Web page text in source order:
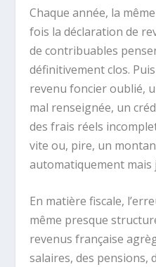
Chaque année, la
fois la déclaration de
de contribuables
définitivement clos.
revenu foncier oublié,
mal renseignée, un
des frais réels
vite ou, pire, un
automatiquement mais
En matière fiscale,
même presque
revenus française
salaires, des pensions,